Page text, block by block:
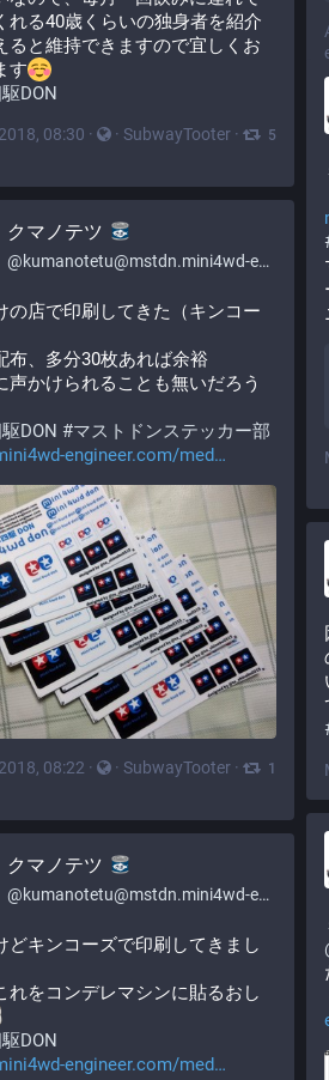
れる40歳くらいの独身者を紹介
ると維持できますので宜しくお
す
DON
08:30 · · SubwayTooter · 5
クマノテツ
@kumanotetu@mstdn.mini4wd-engineer.com
の店で印刷してきた（キンコー
布、多分30枚あれば余裕
声かけられることも無いだろう
DON #マストドンステッカー部
engineer.com/med
08:22 · · SubwayTooter · 1
クマノテツ
@kumanotetu@mstdn.mini4wd-engineer.com
どキンコーズで印刷してきまし
れをコンデレマシンに貼るおし
DON
engineer.com/med